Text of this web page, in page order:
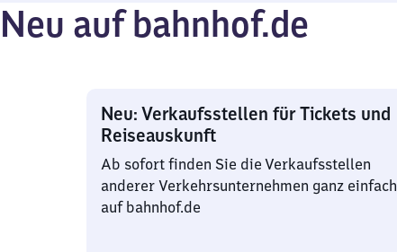
Neu auf bahnhof.de
Neu: Verkaufsstellen für Tickets und
Reiseauskunft
Ab sofort finden Sie die Verkaufsstellen
anderer Verkehrsunternehmen ganz einfach
auf bahnhof.de